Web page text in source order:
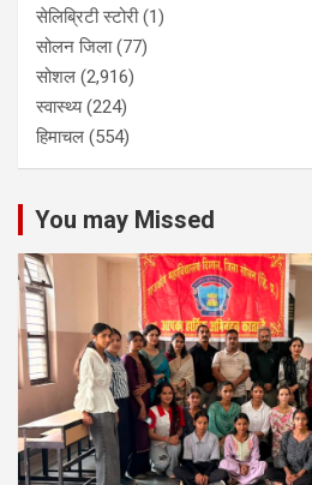
सेलिब्रिटी स्टोरी(1)
सोलन जिला(77)
सोशल (2,916)
स्वास्थ्य(224)
हिमाचल (554)
You may Missed